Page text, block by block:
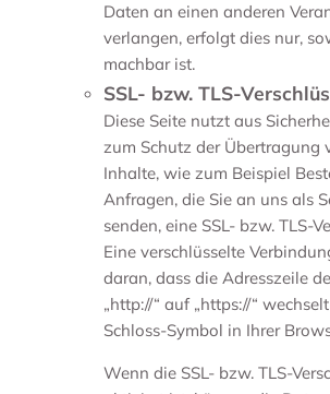
Daten an einen anderen
verlangen, erfolgt dies nur,
machbar ist.
SSL- bzw. TLS-
Diese Seite nutzt aus
zum Schutz der Übertragung
Inhalte, wie zum Beispiel
Anfragen, die Sie an uns als
senden, eine SSL- bzw. TLS-
Eine verschlüsselte
daran, dass die Adresszeile
„http://“ auf „https://“
Schloss-Symbol in Ihrer
Wenn die SSL- bzw. TLS-